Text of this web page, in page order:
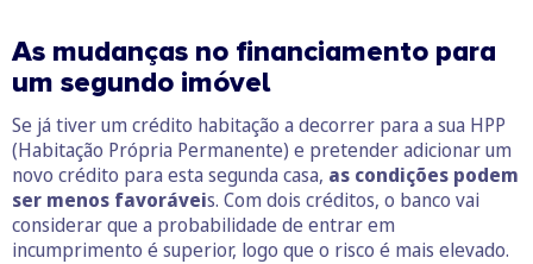
As mudanças no financiamento para
um segundo imóvel
Se já tiver um crédito habitação a decorrer para a sua HPP
(Habitação Própria Permanente) e pretender adicionar um
novo crédito para esta segunda casa, as condições podem
ser menos favoráveis. Com dois créditos, o banco vai
considerar que a probabilidade de entrar em
incumprimento é superior, logo que o risco é mais elevado.